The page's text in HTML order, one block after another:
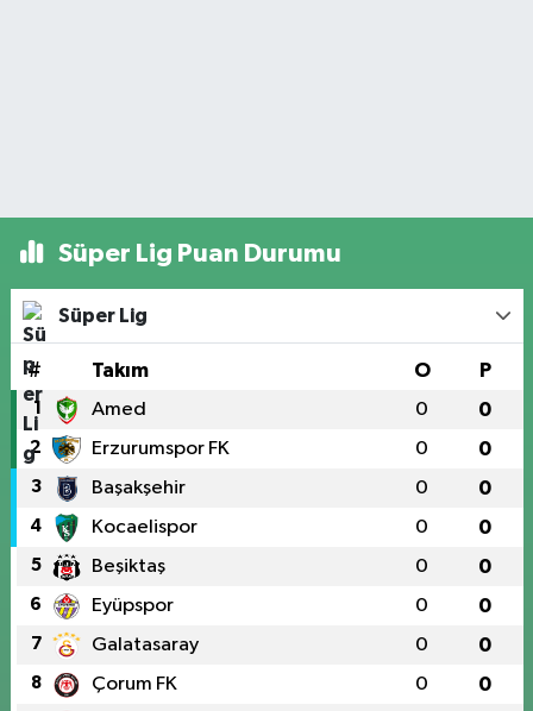
Süper Lig Puan Durumu
Süper Lig
# Takım O P
1 Amed 0 0
2 Erzurumspor FK 0 0
3 Başakşehir 0 0
4 Kocaelispor 0 0
5 Beşiktaş 0 0
6 Eyüpspor 0 0
7 Galatasaray 0 0
8 Çorum FK 0 0